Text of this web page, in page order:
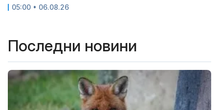
05:00 • 06.08.26
Последни новини